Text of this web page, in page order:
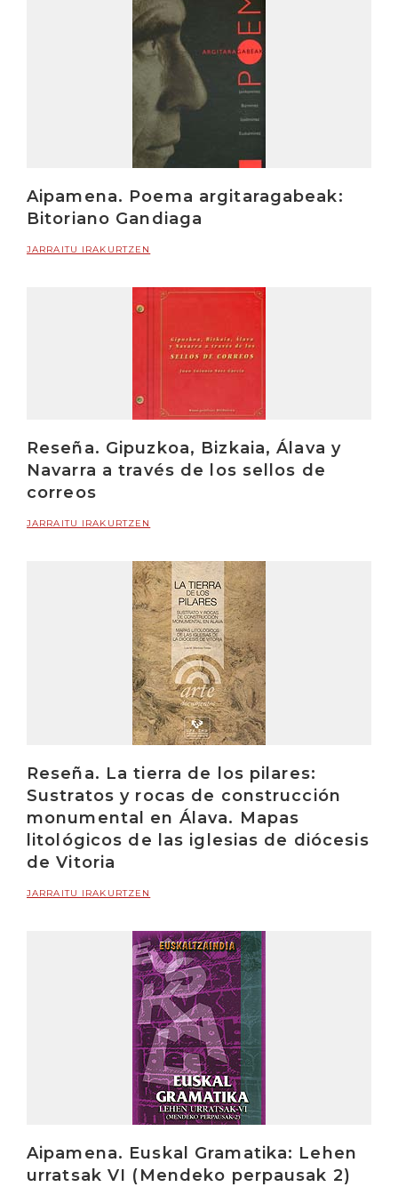
Aipamena. Poema argitaragabeak:
Bitoriano Gandiaga
JARRAITU IRAKURTZEN
Reseña. Gipuzkoa, Bizkaia, Álava y
Navarra a través de los sellos de
correos
JARRAITU IRAKURTZEN
Reseña. La tierra de los pilares:
Sustratos y rocas de construcción
monumental en Álava. Mapas
litológicos de las iglesias de diócesis
de Vitoria
JARRAITU IRAKURTZEN
Aipamena. Euskal Gramatika: Lehen
urratsak VI (Mendeko perpausak 2)